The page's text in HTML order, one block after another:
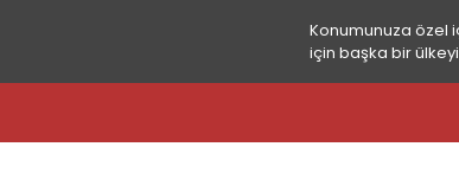
Konumunuza özel
için başka bir